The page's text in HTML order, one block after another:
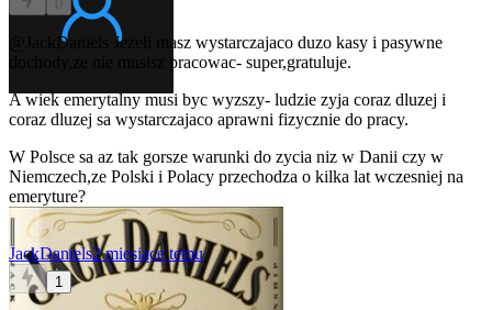
0
@JackDaniels
Jezeli masz wystarczajaco duzo kasy i pasywne
dochody,ze nie musisz pracowac- super,gratuluje.
A wiek emerytalny musi byc wyzszy- ludzie zyja coraz dluzej i
coraz dluzej sa wystarczajaco aprawni fizycznie do pracy.
W Polsce sa az tak gorsze warunki do zycia niz w Danii czy w
Niemczech,ze Polski i Polacy przechodza o kilka lat wczesniej na
emeryture?
JackDaniels2 miesiące temu
1